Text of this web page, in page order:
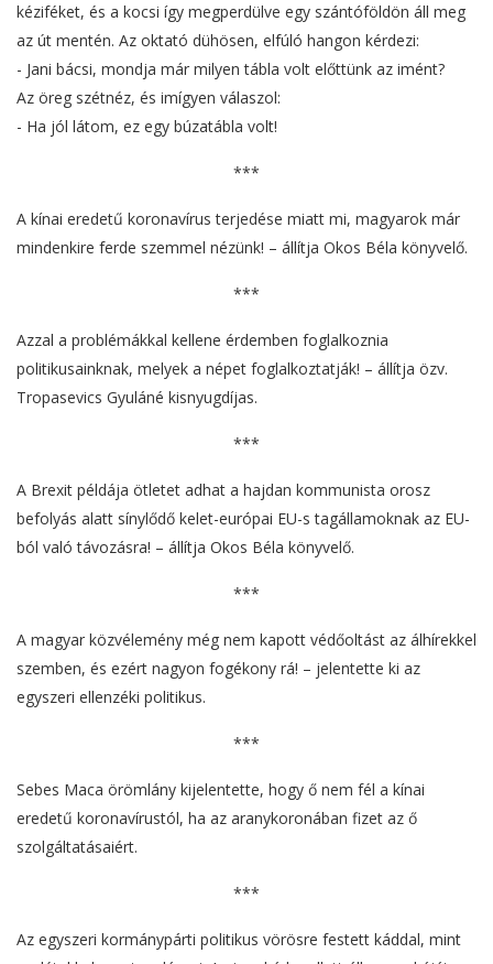
kéziféket, és a kocsi így megperdülve egy szántóföldön áll meg
az út mentén. Az oktató dühösen, elfúló hangon kérdezi:
- Jani bácsi, mondja már milyen tábla volt előttünk az imént?
Az öreg szétnéz, és imígyen válaszol:
- Ha jól látom, ez egy búzatábla volt!
***
A kínai eredetű koronavírus terjedése miatt mi, magyarok már
mindenkire ferde szemmel nézünk! – állítja Okos Béla könyvelő.
***
Azzal a problémákkal kellene érdemben foglalkoznia
politikusainknak, melyek a népet foglalkoztatják! – állítja özv.
Tropasevics Gyuláné kisnyugdíjas.
***
A Brexit példája ötletet adhat a hajdan kommunista orosz
befolyás alatt sínylődő kelet-európai EU-s tagállamoknak az EU-
ból való távozásra! – állítja Okos Béla könyvelő.
***
A magyar közvélemény még nem kapott védőoltást az álhírekkel
szemben, és ezért nagyon fogékony rá! – jelentette ki az
egyszeri ellenzéki politikus.
***
Sebes Maca örömlány kijelentette, hogy ő nem fél a kínai
eredetű koronavírustól, ha az aranykoronában fizet az ő
szolgáltatásaiért.
***
Az egyszeri kormánypárti politikus vörösre festett káddal, mint